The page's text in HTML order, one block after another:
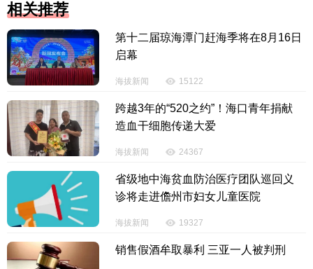
“别看现在这么舒心，前些年可不是这样。”一位在
蓝岛康城小区住了十几年的老住户表示，“设施老化、
停车混乱、外来人员随便进出，业主和物业之间也经
常‘各说各话’，大家心里都有怨气。”
转折，从建立一个支部开始。
相关推荐
第十二届琼海潭门赶海季将在8月16日
启幕
海拔新闻 15122
跨越3年的“520之约”！海口青年捐献
造血干细胞传递大爱
海拔新闻 24367
省级地中海贫血防治医疗团队巡回义
诊将走进儋州市妇女儿童医院
海拔新闻 19327
销售假酒牟取暴利 三亚一人被判刑